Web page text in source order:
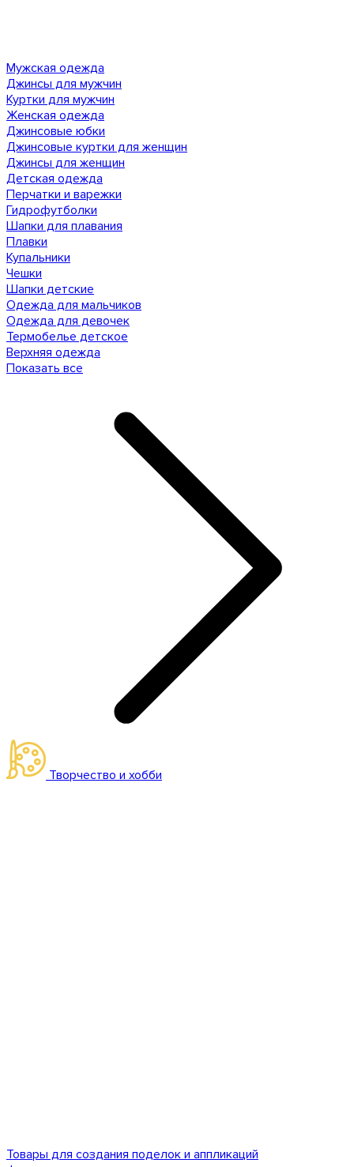
Мужская одежда
Джинсы для мужчин
Куртки для мужчин
Женская одежда
Джинсовые юбки
Джинсовые куртки для женщин
Джинсы для женщин
Детская одежда
Перчатки и варежки
Гидрофутболки
Шапки для плавания
Плавки
Купальники
Чешки
Шапки детские
Одежда для мальчиков
Одежда для девочек
Термобелье детское
Верхняя одежда
Показать все
Творчество и хобби
Товары для создания поделок и аппликаций